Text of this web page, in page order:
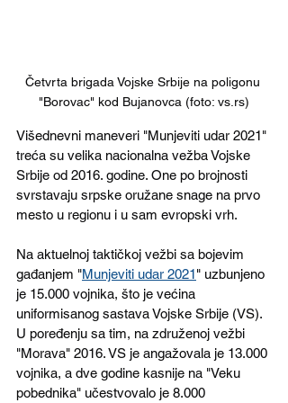
Četvrta brigada Vojske Srbije na poligonu
"Borovac" kod Bujanovca (foto: vs.rs)
Višednevni maneveri "Munjeviti udar 2021"
treća su velika nacionalna vežba Vojske
Srbije od 2016. godine. One po brojnosti
svrstavaju srpske oružane snage na prvo
mesto u regionu i u sam evropski vrh.
Na aktuelnoj taktičkoj vežbi sa bojevim
gađanjem "Munjeviti udar 2021 " uzbunjeno
je 15.000 vojnika, što je većina
uniformisanog sastava Vojske Srbije (VS).
U poređenju sa tim, na združenoj vežbi
"Morava" 2016. VS je angažovala je 13.000
vojnika, a dve godine kasnije na "Veku
pobednika" učestvovalo je 8.000